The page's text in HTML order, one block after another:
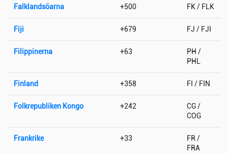
Falklandsöarna +500 FK / FLK
Fiji +679 FJ / FJI
Filippinerna +63
PH /
PHL
Finland +358 FI / FIN
Folkrepubliken Kongo +242
CG /
COG
Frankrike +33
FR /
FRA